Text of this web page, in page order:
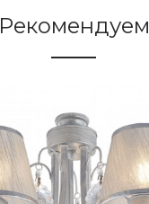
Рекомендуем